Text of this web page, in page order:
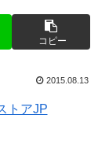
コピー
2015.08.13